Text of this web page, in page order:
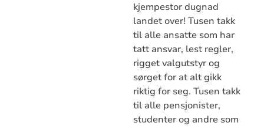
kjempestor dugnad
landet over! Tusen takk
til alle ansatte som har
tatt ansvar, lest regler,
rigget valgutstyr og
sørget for at alt gikk
riktig for seg. Tusen takk
til alle pensjonister,
studenter og andre som